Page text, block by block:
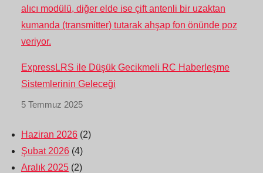
ExpressLRS ile Düşük Gecikmeli RC Haberleşme
Sistemlerinin Geleceği
5 Temmuz 2025
Haziran 2026 (2)
Şubat 2026 (4)
Aralık 2025 (2)